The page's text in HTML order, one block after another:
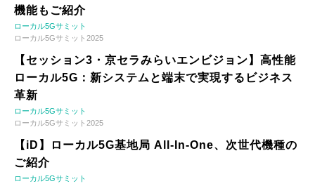
機能もご紹介
ローカル5Gサミット
ローカル5Gサミット2025
【セッション3・京セラみらいエンビジョン】高性能
ローカル5G：新システムと端末で実現するビジネス
革新
ローカル5Gサミット
ローカル5Gサミット2025
【iD】ローカル5G基地局 All-In-One、次世代機種の
ご紹介
ローカル5Gサミット